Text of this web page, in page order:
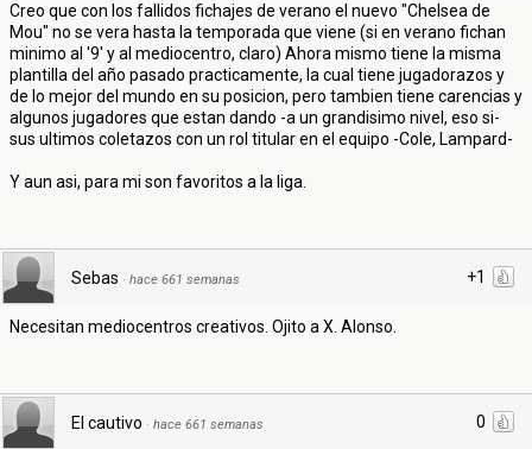
Creo que con los fallidos fichajes de verano el nuevo "Chelsea de
Mou" no se vera hasta la temporada que viene (si en verano fichan
minimo al '9' y al mediocentro, claro) Ahora mismo tiene la misma
plantilla del año pasado practicamente, la cual tiene jugadorazos y
de lo mejor del mundo en su posicion, pero tambien tiene carencias y
algunos jugadores que estan dando -a un grandisimo nivel, eso si-
sus ultimos coletazos con un rol titular en el equipo -Cole, Lampard-
Y aun asi, para mi son favoritos a la liga.
+1
Sebas · hace 661 semanas
Necesitan mediocentros creativos. Ojito a X. Alonso.
0
El cautivo · hace 661 semanas